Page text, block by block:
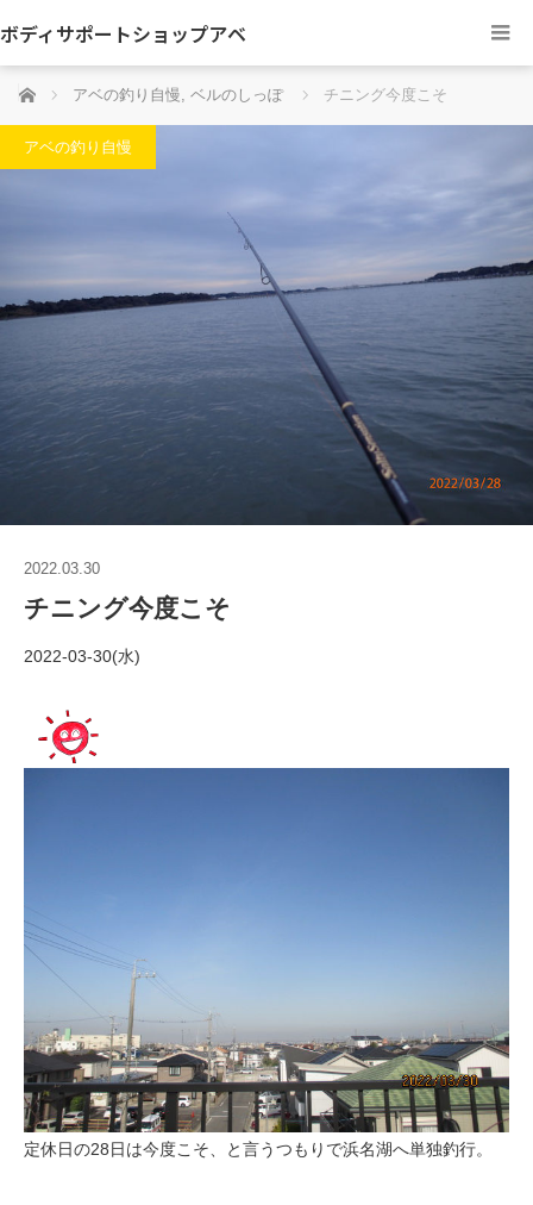
ボディサポートショップアベ
ホーム アベの釣り自慢, ベルのしっぽ チニング今度こそ
アベの釣り自慢
2022.03.30
チニング今度こそ
2022-03-30(水)
定休日の28日は今度こそ、と言うつもりで浜名湖へ単独釣行。